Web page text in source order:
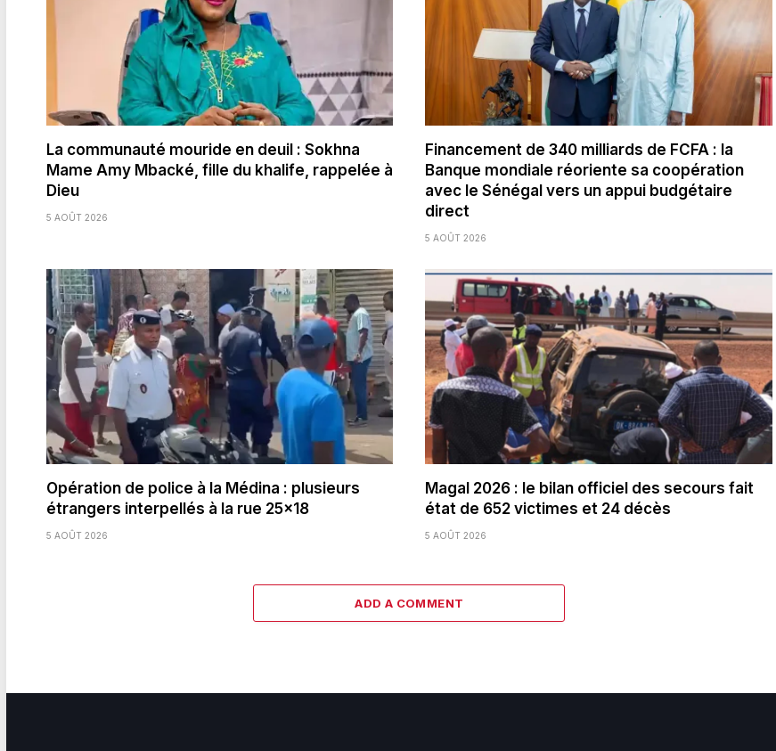
La communauté mouride en deuil : Sokhna
Mame Amy Mbacké, fille du khalife, rappelée à
Dieu
5 AOÛT 2026
Financement de 340 milliards de FCFA : la
Banque mondiale réoriente sa coopération
avec le Sénégal vers un appui budgétaire
direct
5 AOÛT 2026
Opération de police à la Médina : plusieurs
étrangers interpellés à la rue 25×18
5 AOÛT 2026
Magal 2026 : le bilan officiel des secours fait
état de 652 victimes et 24 décès
5 AOÛT 2026
ADD A COMMENT